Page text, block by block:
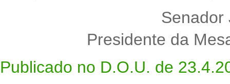
Senador
Presidente da
Publicado no D.O.U. de